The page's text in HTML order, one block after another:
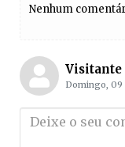
Nenhum
Visitante
Domingo,